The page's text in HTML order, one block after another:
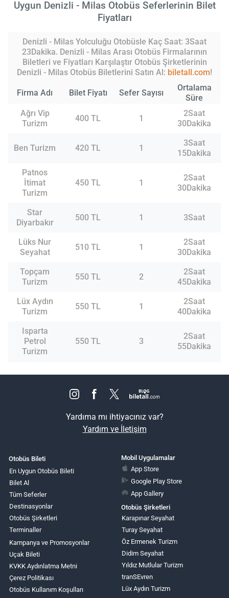
Uygun Denizli - Milas Otobüs Seferlerinin Bilet
Fiyatları
Denizli - Milas Yolculuğu Otobüsle Kaç Saat: 3Saat
23Dakika. Denizli - Milas Arası Otobüs Firmalarının
Biletleri ve Fiyatları Karşılaştır Otobüs Şirketlerinin
Denizli - Milas Otobüs Biletlerini Satın Al: biletall.com!
Firma Adı Bilet Fiyatı Sefer Sayısı
Ortalama
Süre
Ağrı Vip
Turizm
400 TL 1
2Saat
30Dakika
Ben Turizm 420 TL 1
3Saat
15Dakika
Patnos
İtimat
Turizm
450 TL 1
2Saat
30Dakika
Star
Diyarbakır
500 TL 1 3Saat
Lüks Nur
Seyahat
510 TL 1
2Saat
30Dakika
Topçam
Turizm
550 TL 2
2Saat
45Dakika
Lüx Aydın
Turizm
550 TL 1
2Saat
40Dakika
Isparta
Petrol
Turizm
550 TL 3
2Saat
55Dakika
Yardıma mı ihtiyacınız var?
Yardım ve İletişim
Otobüs Bileti
En Uygun Otobüs Bileti
Bilet Al
Tüm Seferler
Destinasyonlar
Otobüs Şirketleri
Terminaller
Kampanya ve Promosyonlar
Uçak Bileti
KVKK Aydınlatma Metni
Çerez Politikası
Otobüs Kullanım Koşulları
Mobil Uygulamalar
App Store
Google Play Store
App Gallery
Otobüs Şirketleri
Karapınar Seyahat
Turay Seyahat
Öz Ermenek Turizm
Didim Seyahat
Yıldız Mutlular Turizm
tranSEvren
Lüx Aydın Turizm